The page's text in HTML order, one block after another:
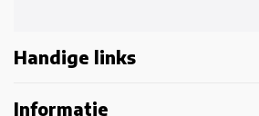
Handige links
Informatie